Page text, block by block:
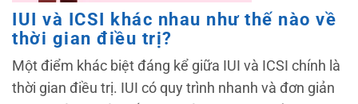
IUI và ICSI khác nhau như thế nào về
thời gian điều trị?
Một điểm khác biệt đáng kể giữa IUI và ICSI chính là
thời gian điều trị. IUI có quy trình nhanh và đơn giản